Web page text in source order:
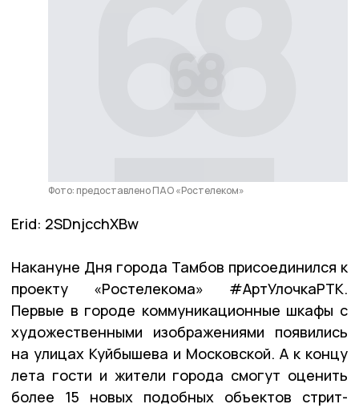
Фото: предоставлено ПАО «Ростелеком»
Erid: 2SDnjcchXBw
Накануне Дня города Тамбов присоединился к
проекту «Ростелекома» #АртУлочкаРТК.
Первые в городе коммуникационные шкафы с
художественными изображениями появились
на улицах Куйбышева и Московской. А к концу
лета гости и жители города смогут оценить
более 15 новых подобных объектов стрит-